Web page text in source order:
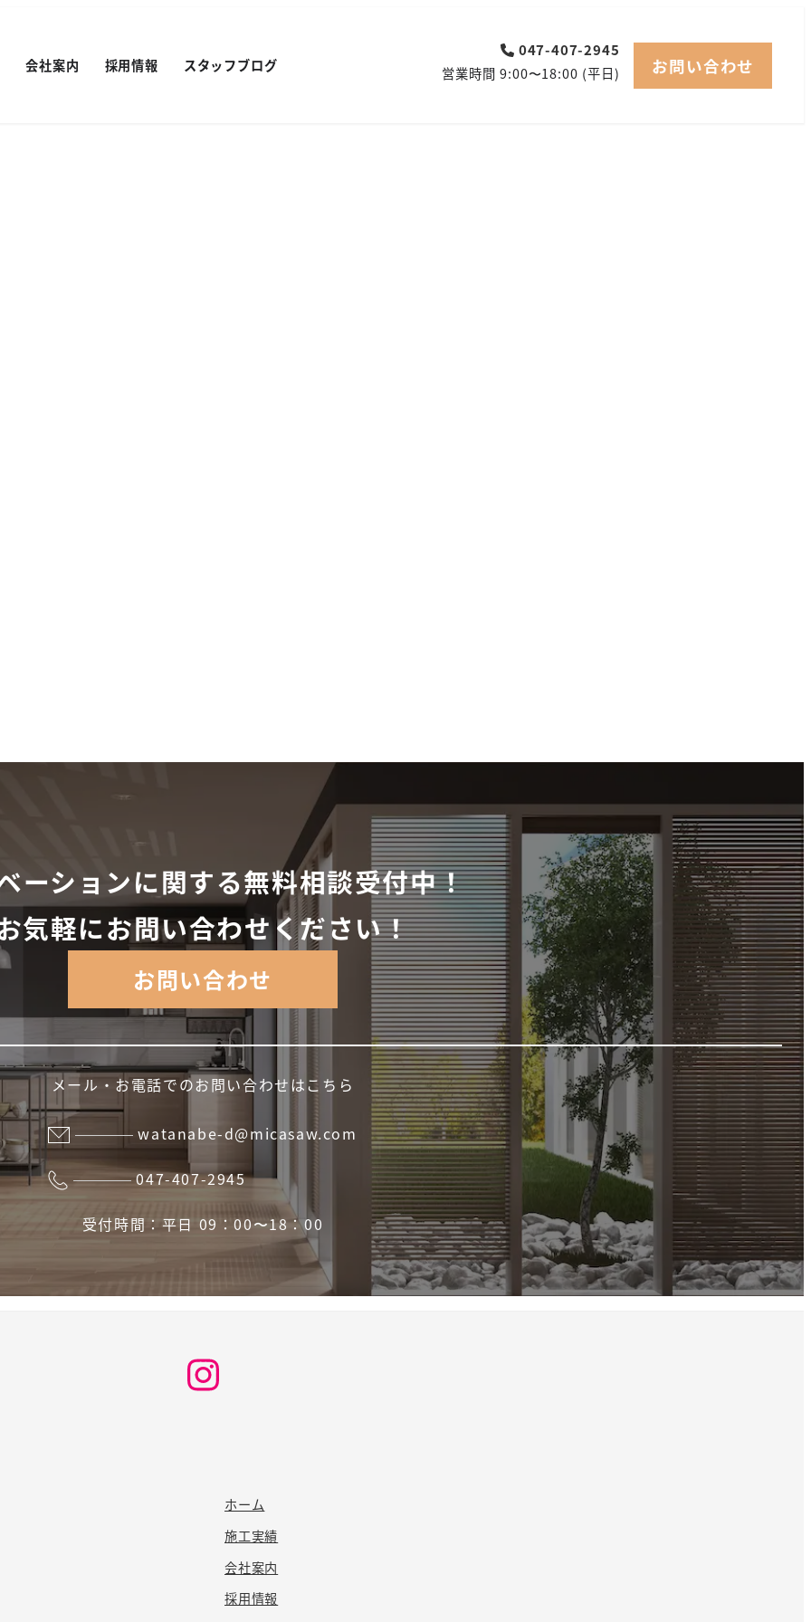
会社案内 採用情報 スタッフブログ
047-407-2945
営業時間 9:00〜18:00 (平日)
お問い合わせ
ーションに関する無料相談受付中！
気軽にお問い合わせください！
お問い合わせ
メール・お電話でのお問い合わせはこちら
watanabe-d@micasaw.com
047-407-2945
受付時間：平日 09：00〜18：00
Instagram
ホーム
施工実績
会社案内
採用情報